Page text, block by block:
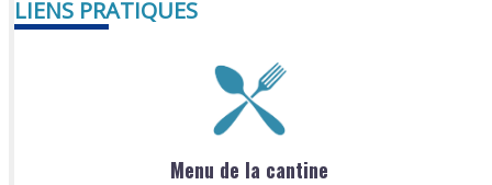
LIENS PRATIQUES
Menu de la cantine